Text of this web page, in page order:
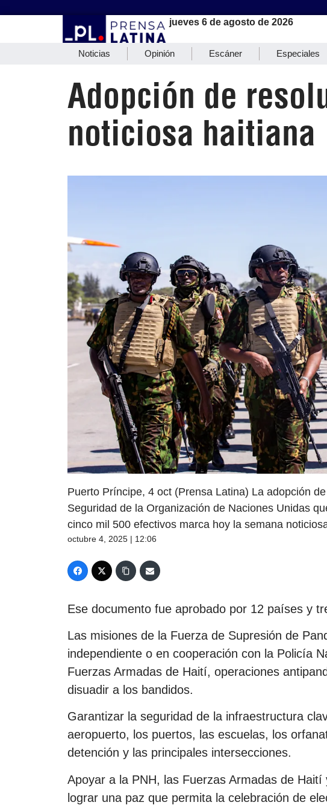
jueves 6 de agosto de 2026
Noticias Opinión Escáner Especiales
Adopción de
noticiosa haitiana
Puerto Príncipe, 4 oct (Prensa Latina) La adopción
Seguridad de la Organización de Naciones Unidas
cinco mil 500 efectivos marca hoy la semana
octubre 4, 2025 | 12:06
Ese documento fue aprobado por 12 países y
Las misiones de la Fuerza de Supresión de
independiente o en cooperación con la Policía
Fuerzas Armadas de Haití, operaciones
disuadir a los bandidos.
Garantizar la seguridad de la infraestructura
aeropuerto, los puertos, las escuelas, los
detención y las principales intersecciones.
Apoyar a la PNH, las Fuerzas Armadas de
lograr una paz que permita la celebración de